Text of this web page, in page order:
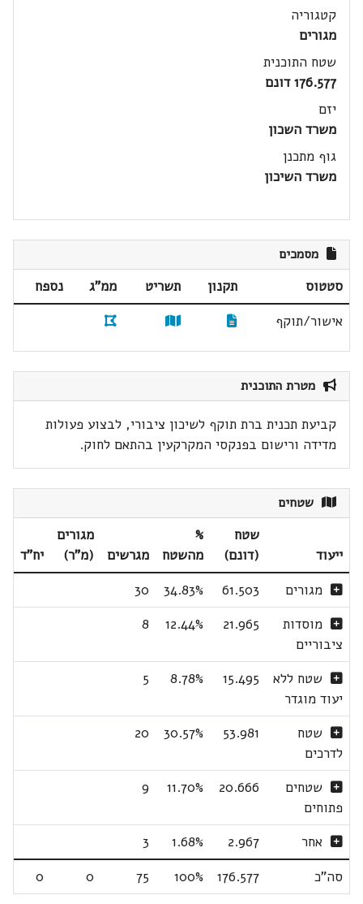
קטגוריה
מגורים
שטח התוכנית
176.577 דונם
יזם
משרד השכון
גוף מתכנן
משרד השיכון
מסמכים
סטטוס תקנון תשריט ממ"ג
נספח
אישור/תוקף
מטרת התוכנית
קביעת תכנית ברת תוקף לשיכון ציבורי, לבצוע פעולות
מדידה ורישום בפנקסי המקרקעין בהתאם לחוק.
שטחים
ייעוד
שטח
(דונם)
%
מהשטח
מגרשים
מגורים
(מ"ר)
יח"ד
מגורים
61.503
34.83%
30
מוסדות
ציבוריים
21.965
12.44%
8
שטח ללא
יעוד מוגדר
15.495
8.78%
5
שטח
לדרכים
53.981
30.57%
20
שטחים
פתוחים
20.666
11.70%
9
אחר 2.967
1.68%
3
סה"כ
176.577
100%
75
0
0